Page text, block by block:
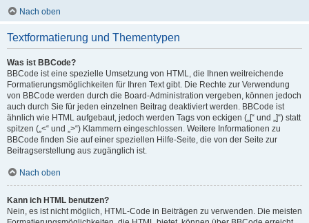
Nach oben
Textformatierung und Thementypen
Was ist BBCode?
BBCode ist eine spezielle Umsetzung von HTML, die Ihnen weitreichende
Formatierungsmöglichkeiten für Ihren Text gibt. Die Rechte zur Verwendung
von BBCode werden durch die Board-Administration vergeben, können jedoch
auch durch Sie für jeden einzelnen Beitrag deaktiviert werden. BBCode ist
ähnlich wie HTML aufgebaut, jedoch werden Tags von eckigen („[“ und „]“) statt
spitzen („<“ und „>“) Klammern eingeschlossen. Weitere Informationen zu
BBCode finden Sie auf einer speziellen Hilfe-Seite, die von der Seite zur
Beitragserstellung aus zugänglich ist.
Nach oben
Kann ich HTML benutzen?
Nein, es ist nicht möglich, HTML-Code in Beiträgen zu verwenden. Die meisten